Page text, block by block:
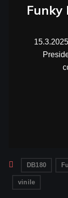
Funky
DB180
vinile